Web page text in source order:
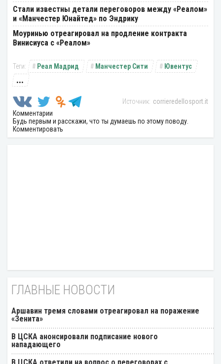
Стали известны детали переговоров между «Реалом»
и «Манчестер Юнайтед» по Эндрику
Моуринью отреагировал на продление контракта
Винисиуса с «Реалом»
Реал Мадрид Манчестер Сити Ювентус
...
corrieredellosport.it
Комментарии
Будь первым и расскажи, что ты думаешь по этому поводу.
Комментировать
ГЛАВНЫЕ НОВОСТИ
Аршавин тремя словами отреагировал на поражение
«Зенита»
В ЦСКА анонсировали подписание нового
нападающего